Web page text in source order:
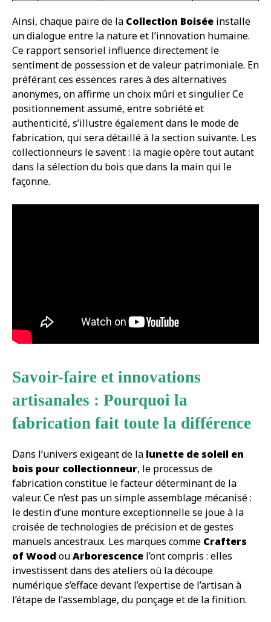
Ainsi, chaque paire de la Collection Boisée installe
un dialogue entre la nature et l’innovation humaine.
Ce rapport sensoriel influence directement le
sentiment de possession et de valeur patrimoniale. En
préférant ces essences rares à des alternatives
anonymes, on affirme un choix mûri et singulier. Ce
positionnement assumé, entre sobriété et
authenticité, s’illustre également dans le mode de
fabrication, qui sera détaillé à la section suivante. Les
collectionneurs le savent : la magie opère tout autant
dans la sélection du bois que dans la main qui le
façonne.
Savoir-faire et innovations
artisanales : Pourquoi la
fabrication fait toute la différence
Dans l’univers exigeant de la lunette de soleil en
bois pour collectionneur, le processus de
fabrication constitue le facteur déterminant de la
valeur. Ce n’est pas un simple assemblage mécanisé :
le destin d’une monture exceptionnelle se joue à la
croisée de technologies de précision et de gestes
manuels ancestraux. Les marques comme Crafters
of Wood ouArborescence l’ont compris : elles
investissent dans des ateliers où la découpe
numérique s’efface devant l’expertise de l’artisan à
l’étape de l’assemblage, du ponçage et de la finition.